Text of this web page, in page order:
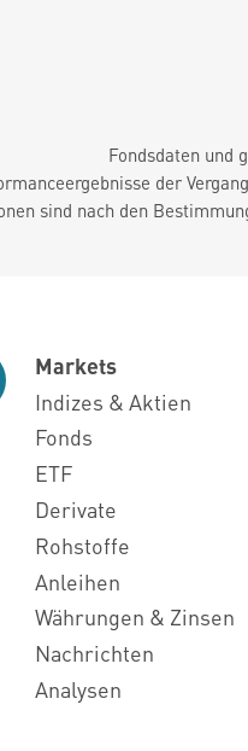
Fondsdaten und
der
sind nach den
Markets
Indizes & Aktien
Fonds
ETF
Derivate
Rohstoffe
Anleihen
Währungen & Zinsen
Nachrichten
Analysen